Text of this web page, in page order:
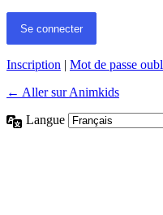
Inscription | Mot de passe
← Aller sur Animkids
Langue